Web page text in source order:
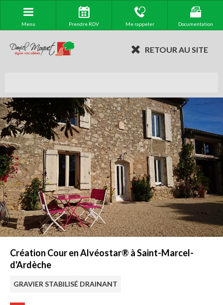
Menu Prendre RDV Me rappeler Documentation
RETOUR AU SITE
Création Cour en Alvéostar® à Saint-Marcel-
d'Ardèche
GRAVIER STABILISÉ DRAINANT